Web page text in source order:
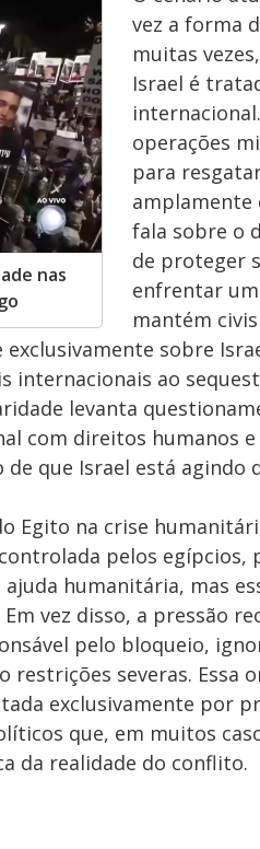
nas
vez a forma
muitas
Israel é
operações
para
amplamente
fala sobre o
de proteger
enfrentar
mantém
sobre
internacionais ao
levanta
com direitos humanos
que Israel está agindo
Egito na crise
pelos egípcios,
humanitária, mas
vez disso, a pressão
pelo bloqueio,
severas. Essa
exclusivamente por
que, em muitos
da realidade do conflito.